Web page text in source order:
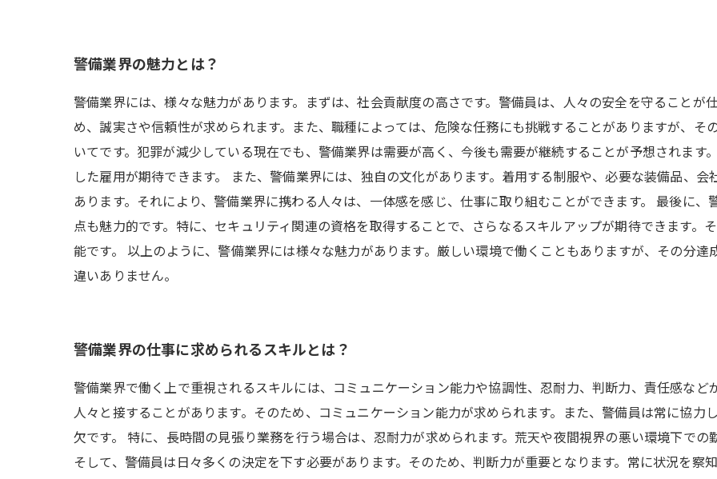
警備業界の魅力とは？
警備業界には、様々な魅力があります。まずは、社会貢献度の高さです。警備員は、人々の安全を守ることが
め、誠実さや信頼性が求められます。また、職種によっては、危険な任務にも挑戦することがありますが、そ
いてです。犯罪が減少している現在でも、警備業界は需要が高く、今後も需要が継続することが予想されま
した雇用が期待できます。 また、警備業界には、独自の文化があります。着用する制服や、必要な装備品、
あります。それにより、警備業界に携わる人々は、一体感を感じ、仕事に取り組むことができます。 最後に
点も魅力的です。特に、セキュリティ関連の資格を取得することで、さらなるスキルアップが期待できます。
能です。 以上のように、警備業界には様々な魅力があります。厳しい環境で働くこともありますが、その分
違いありません。
警備業界の仕事に求められるスキルとは？
警備業界で働く上で重視されるスキルには、コミュニケーション能力や協調性、忍耐力、判断力、責任感な
人々と接することがあります。そのため、コミュニケーション能力が求められます。また、警備員は常に協力
欠です。 特に、長時間の見張り業務を行う場合は、忍耐力が求められます。荒天や夜間視界の悪い環境下で
そして、警備員は日々多くの決定を下す必要があります。そのため、判断力が重要となります。常に状況を察